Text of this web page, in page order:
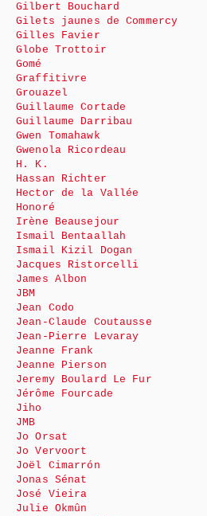
Gilbert Bouchard
Gilets jaunes de Commercy
Gilles Favier
Globe Trottoir
Gomé
Graffitivre
Grouazel
Guillaume Cortade
Guillaume Darribau
Gwen Tomahawk
Gwenola Ricordeau
H. K.
Hassan Richter
Hector de la Vallée
Honoré
Irène Beausejour
Ismail Bentaallah
Ismail Kizil Dogan
Jacques Ristorcelli
James Albon
JBM
Jean Codo
Jean-Claude Coutausse
Jean-Pierre Levaray
Jeanne Frank
Jeanne Pierson
Jeremy Boulard Le Fur
Jérôme Fourcade
Jiho
JMB
Jo Orsat
Jo Vervoort
Joël Cimarrón
Jonas Sénat
José Vieira
Julie Okmûn